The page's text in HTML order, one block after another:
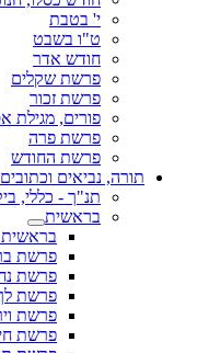
י' בטבת
ט"ו בשבט
חודש אדר
פרשת שקלים
פרשת זכור
פורים, מגילת
פרשת פרה
פרשת החודש
תורה, נביאים וכתובים
תנ"ך - כללי,
בראשית
בראשית
פרשת
פרשת
פרשת
פרשת
פרשת